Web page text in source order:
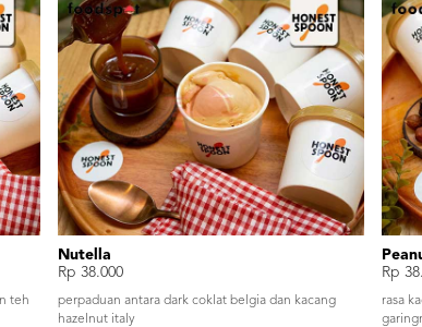
teh
Nutella
Rp 38.000
perpaduan antara dark coklat belgia dan kacang
hazelnut italy
Rp
rasa